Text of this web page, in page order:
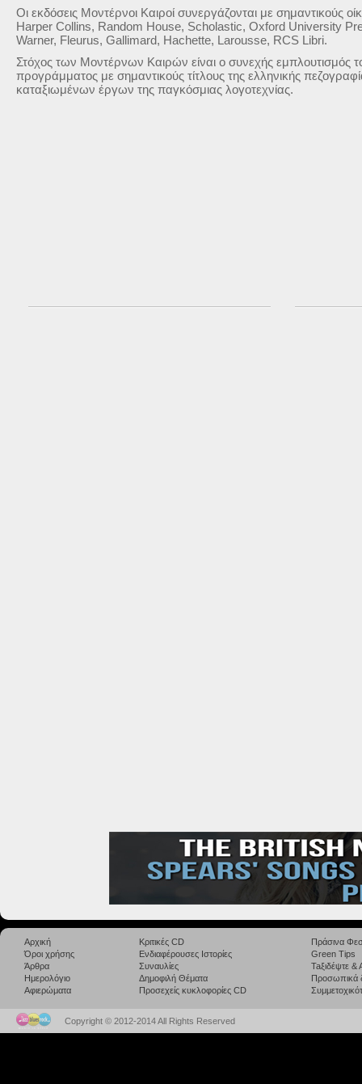
Οι εκδόσεις Μοντέρνοι Καιροί συνεργάζονται με σημαντικούς
Harper Collins, Random House, Scholastic, Oxford University
Warner, Fleurus, Gallimard, Hachette, Larousse, RCS Libri.
Στόχος των Μοντέρνων Καιρών είναι ο συνεχής εμπλουτισμός
προγράμματος με σημαντικούς τίτλους της ελληνικής
καταξιωμένων έργων της παγκόσμιας λογοτεχνίας.
Αρχική
Όροι χρήσης
Άρθρα
Ημερολόγιο
Αφιερώματα
Κριτικές CD
Ενδιαφέρουσες Ιστορίες
Συναυλίες
Δημοφιλή Θέματα
Προσεχείς κυκλοφορίες CD
Πράσινα
Green Tips
Taξιδέψτε
Προσωπικά
Copyright © 2012-2014 All Rights Reserved